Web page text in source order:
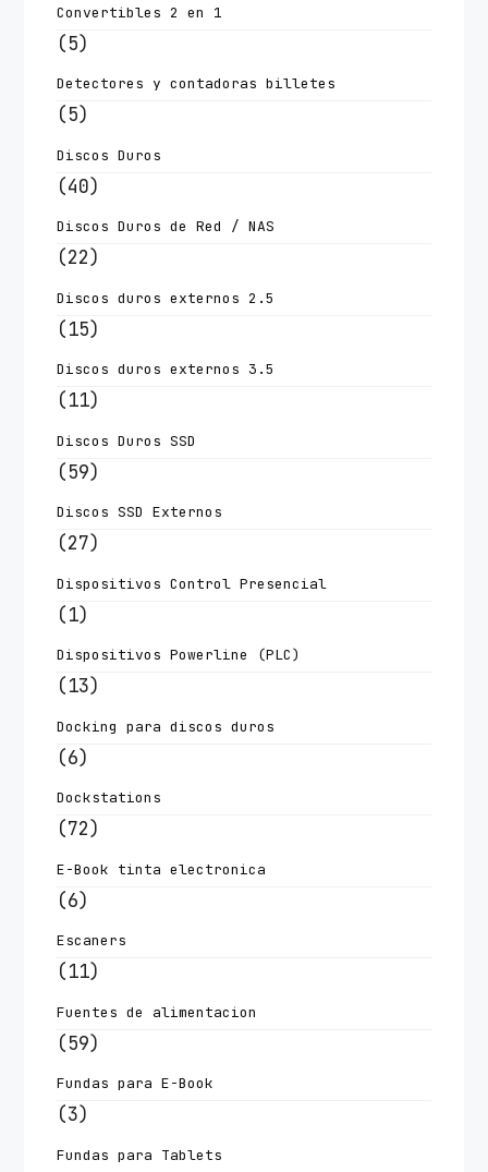
Convertibles 2 en 1
(5)
Detectores y contadoras billetes
(5)
Discos Duros
(40)
Discos Duros de Red / NAS
(22)
Discos duros externos 2.5
(15)
Discos duros externos 3.5
(11)
Discos Duros SSD
(59)
Discos SSD Externos
(27)
Dispositivos Control Presencial
(1)
Dispositivos Powerline (PLC)
(13)
Docking para discos duros
(6)
Dockstations
(72)
E-Book tinta electronica
(6)
Escaners
(11)
Fuentes de alimentacion
(59)
Fundas para E-Book
(3)
Fundas para Tablets